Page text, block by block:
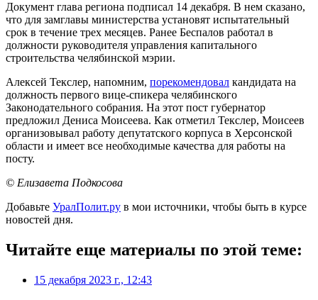
Документ глава региона подписал 14 декабря. В нем сказано,
что для замглавы министерства установят испытательный
срок в течение трех месяцев. Ранее Беспалов работал в
должности руководителя управления капитального
строительства челябинской мэрии.
Алексей Текслер, напомним, порекомендовал кандидата на
должность первого вице-спикера челябинского
Законодательного собрания. На этот пост губернатор
предложил Дениса Моисеева. Как отметил Текслер, Моисеев
организовывал работу депутатского корпуса в Херсонской
области и имеет все необходимые качества для работы на
посту.
© Елизавета Подкосова
Добавьте УралПолит.ру в мои источники, чтобы быть в курсе
новостей дня.
Читайте еще материалы по этой теме:
15 декабря 2023 г., 12:43